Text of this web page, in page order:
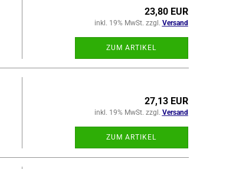
23,80 EUR
inkl. 19% MwSt. zzgl. Versand
ZUM ARTIKEL
27,13 EUR
inkl. 19% MwSt. zzgl. Versand
ZUM ARTIKEL